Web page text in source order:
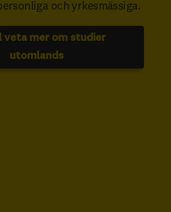
och yrkesmässiga.
veta mer om studier
utomlands